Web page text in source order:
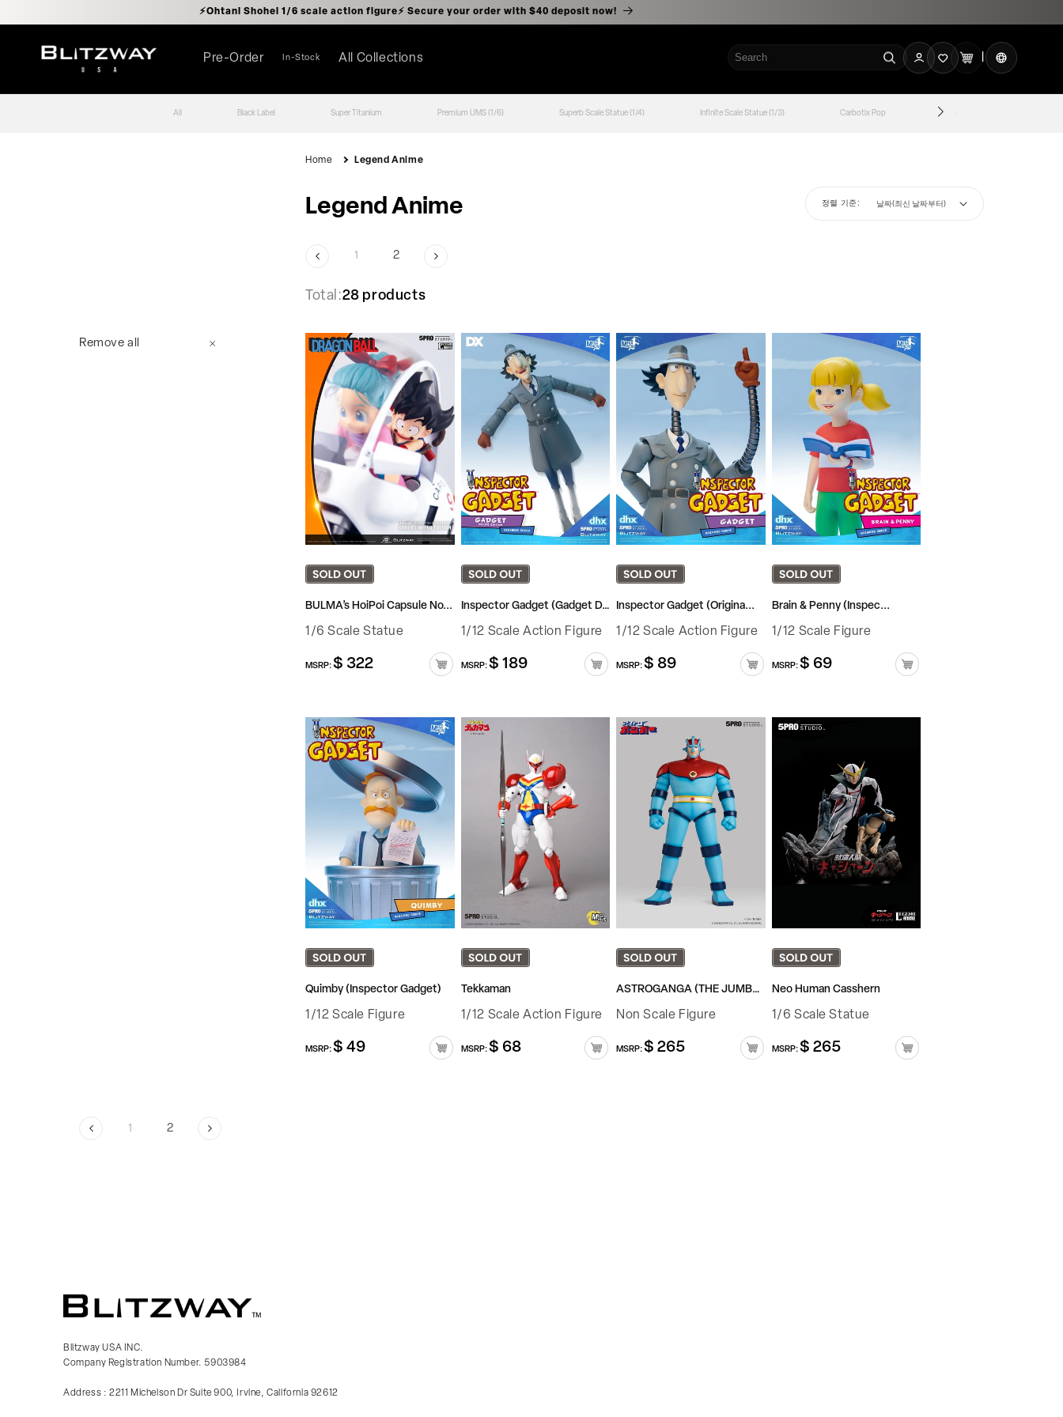
⚡️Ohtani Shohei 1/6 scale action figure⚡️ Secure your order with $40 deposit now!
Pre-Order In-Stock All Collections
그
인
트
언
어
All Black Label Super Titanium Premium UMS (1/6) Superb Scale Statue (1/4) Infinite Scale Statue (1/3) Carbotix Pop Carbotix
Home Legend Anime
Legend Anime 정렬 기준:
Total:28 products
1 2
Remove all
BULMA’s HoiPoi Capsule No...
1/6 Scale Statue
정
MSRP:$ 322
Inspector Gadget (Gadget DX)
1/12 Scale Action Figure
정
MSRP:$ 189
Inspector Gadget (Origina...
1/12 Scale Action Figure
정
MSRP:$ 89
Brain & Penny (Inspec...
1/12 Scale Figure
정
MSRP:$ 69
Quimby (Inspector Gadget)
1/12 Scale Figure
정
MSRP:$ 49
Tekkaman
1/12 Scale Action Figure
정
MSRP:$ 68
ASTROGANGA (THE JUMBO ver.)
Non Scale Figure
정
MSRP:$ 265
Neo Human Casshern
1/6 Scale Statue
정
MSRP:$ 265
1 2
Blitzway USA INC.
Company Registration Number. 5903984
Address : 2211 Michelson Dr Suite 900, Irvine, California 92612